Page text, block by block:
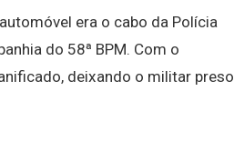
era o cabo da Polícia
do 58ª BPM. Com o
deixando o militar preso